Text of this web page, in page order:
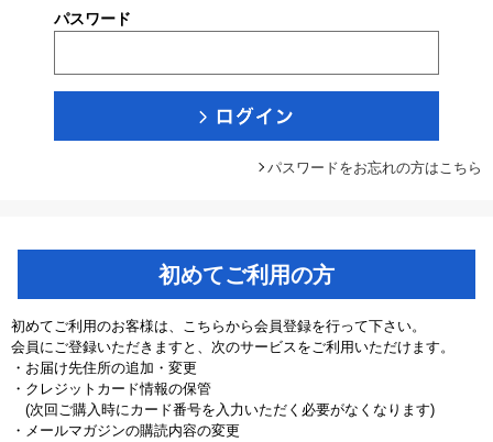
パスワード
パスワードをお忘れの方はこちら
初めてご利用の方
初めてご利用のお客様は、こちらから会員登録を行って下さい。
会員にご登録いただきますと、次のサービスをご利用いただけます。
・お届け先住所の追加・変更
・クレジットカード情報の保管
(次回ご購入時にカード番号を入力いただく必要がなくなります)
・メールマガジンの購読内容の変更